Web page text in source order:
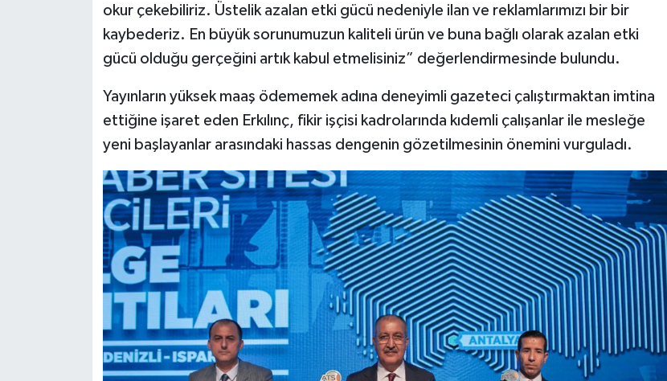
okur çekebiliriz. Üstelik azalan etki gücü nedeniyle ilan ve reklamlarımızı bir bir
kaybederiz. En büyük sorunumuzun kaliteli ürün ve buna bağlı olarak azalan etki
gücü olduğu gerçeğini artık kabul etmelisiniz” değerlendirmesinde bulundu.
Yayınların yüksek maaş ödememek adına deneyimli gazeteci çalıştırmaktan imtina
ettiğine işaret eden Erkılınç, fikir işçisi kadrolarında kıdemli çalışanlar ile mesleğe
yeni başlayanlar arasındaki hassas dengenin gözetilmesinin önemini vurguladı.